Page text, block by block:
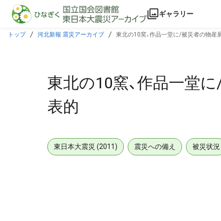
本文に飛ぶ
ギャラリー
トップ 河北新報 震災アーカイブ 東北の10窯、作品一堂に/被災者の物産
東北の10窯、作品一堂
表的
東日本大震災 (2011) 震災への備え 被災状況